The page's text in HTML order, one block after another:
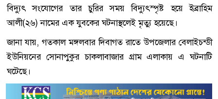
বিদ্যুৎ সংযোগের তার চুরির সময় বিদ্যুৎস্পৃষ্ট হয়ে ইব্রাহিম
আলী(২৬) নামের এক যুবকের ঘটনাস্থলেই মৃত্যু হয়েছে।
জানা যায়, গতকাল মঙ্গলবার দিবাগত রাতে উপজেলার বেলাইচন্ডী
ইউনিয়নের সোনাপুকুর চাকলাবাজার গ্রাম এলাকায় এ ঘটনাটি
ঘটেছে।